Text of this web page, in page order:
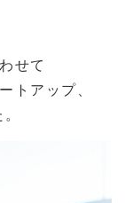
せて
トアップ、